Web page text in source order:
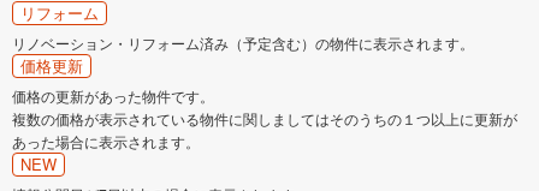
リフォーム
リノベーション・リフォーム済み（予定含む）の物件に表示されます。
価格更新
価格の更新があった物件です。
複数の価格が表示されている物件に関しましてはそのうちの１つ以上に更新が
あった場合に表示されます。
NEW